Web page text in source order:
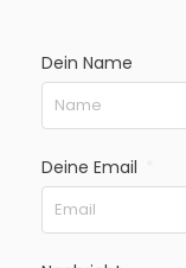
Dein Name
Deine Email